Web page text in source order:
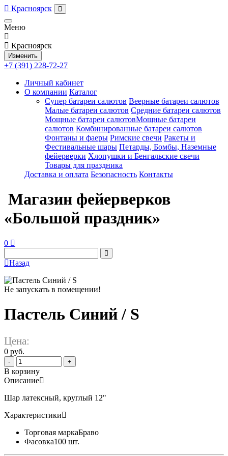
Красноярск
Меню
Красноярск
Изменить
+7 (391) 228-72-27
Личный кабинет
О компании Каталог
Супер батареи салютов Веерные батареи салютов
Малые батареи салютов Средние батареи салютов
Мощные батареи салютовМощные батареи
салютов Комбинированные батареи салютов
Фонтаны и фаеры Римские свечи Ракеты и
Фестивальные шары Петарды, Бомбы, Наземные
фейерверки Хлопушки и Бенгальские свечи
Товары для праздника
Доставка и оплата Безопасность Контакты
Магазин фейерверков
«Большой праздник»
0
Назад
Не запускать в помещении!
Пастель Синий / S
Цена:
0 руб.
- +
В корзину
Описание
Шар латексный, круглый 12"
Характеристики
Торговая маркаБраво
Фасовка100 шт.